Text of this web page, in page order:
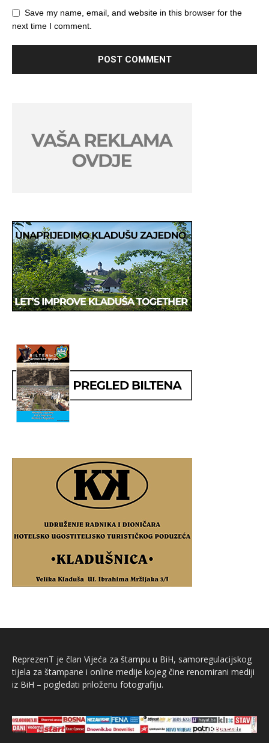
Save my name, email, and website in this browser for the
next time I comment.
ReprezenT je član Vijeća za štampu u BiH, samoregulacijskog
tijela za štampane i online medije kojeg čine renomirani mediji
iz BiH – pogledati priloženu fotografiju.